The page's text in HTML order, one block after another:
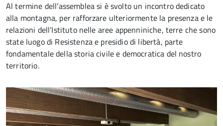
Al termine dell’assemblea si è svolto un incontro dedicato
alla montagna, per rafforzare ulteriormente la presenza e le
relazioni dell’Istituto nelle aree appenniniche, terre che sono
state luogo di Resistenza e presidio di libertà, parte
fondamentale della storia civile e democratica del nostro
territorio.